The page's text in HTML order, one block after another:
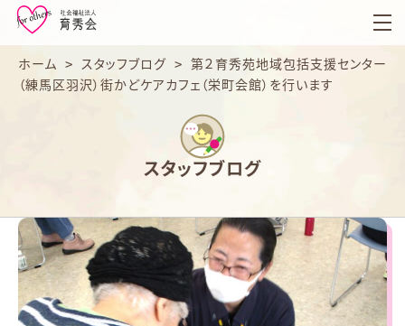
育
秀
会
ホーム > スタッフブログ > 第２育秀苑地域包括支援センター
（練馬区羽沢）街かどケアカフェ（栄町会館）を行います
スタッフブログ